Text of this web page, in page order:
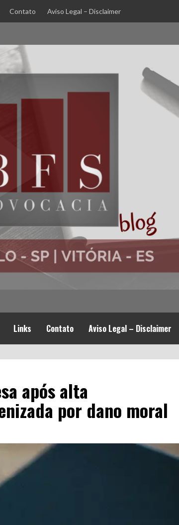
Contato Aviso Legal – Disclaimer
Links Contato Aviso Legal – Disclaimer
após alta
por dano moral